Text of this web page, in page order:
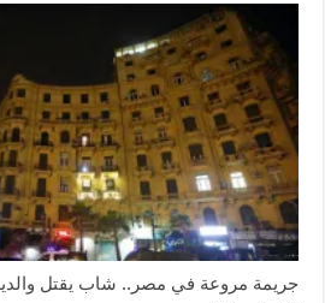
جريمة مروعة في مصر.. شاب يقتل